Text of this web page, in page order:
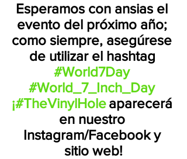
Esperamos con ansias el
evento del próximo año;
como siempre, asegúrese
de utilizar el hashtag
#World7Day
#World_7_Inch_Day
¡#TheVinylHole aparecerá
en nuestro
Instagram/Facebook y
sitio web!